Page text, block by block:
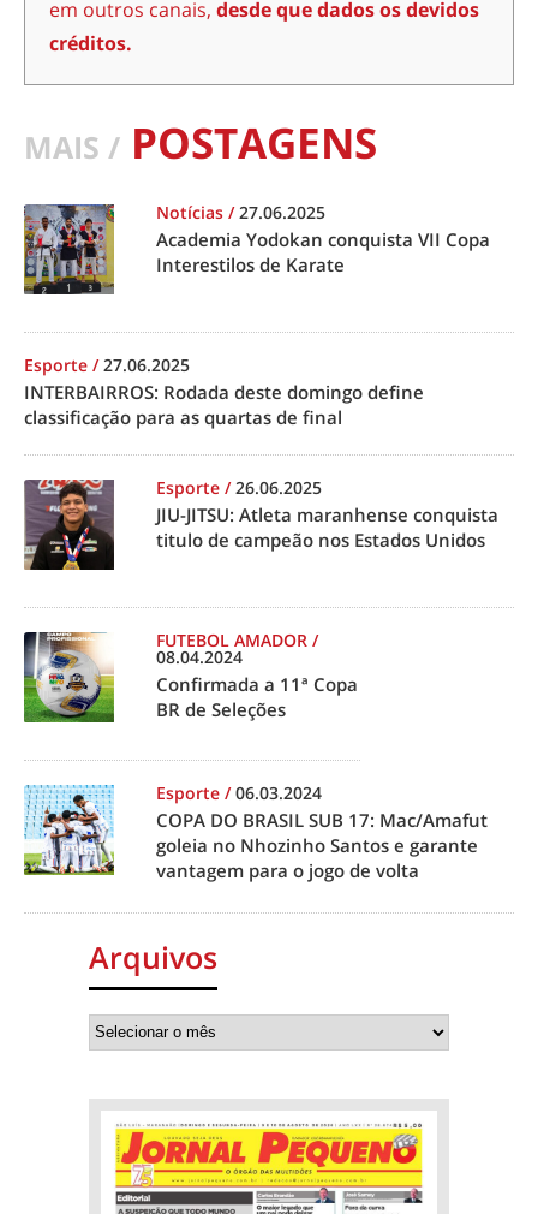
em outros canais, desde que dados os devidos
créditos.
MAIS / POSTAGENS
Notícias /27.06.2025
Academia Yodokan conquista VII Copa
Interestilos de Karate
Esporte /27.06.2025
INTERBAIRROS: Rodada deste domingo define
classificação para as quartas de final
Esporte /26.06.2025
JIU-JITSU: Atleta maranhense conquista
titulo de campeão nos Estados Unidos
FUTEBOL AMADOR /
08.04.2024
Confirmada a 11ª Copa
BR de Seleções
Esporte /06.03.2024
COPA DO BRASIL SUB 17: Mac/Amafut
goleia no Nhozinho Santos e garante
vantagem para o jogo de volta
Arquivos